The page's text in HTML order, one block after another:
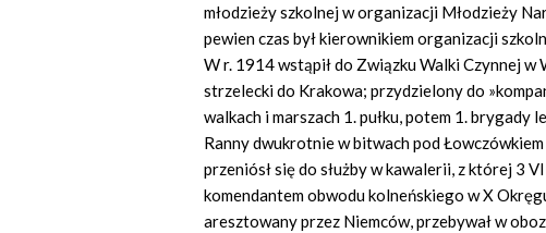
młodzieży szkolnej w organizacji Młodzieży
pewien czas był kierownikiem organizacji
W r. 1914 wstąpił do Związku Walki Czynnej w
strzelecki do Krakowa; przydzielony do
walkach i marszach 1. pułku, potem 1.
Ranny dwukrotnie w bitwach pod
przeniósł się do służby w kawalerii, z której 3
komendantem obwodu kolneńskiego w X
aresztowany przez Niemców, przebywał w